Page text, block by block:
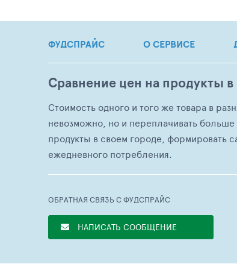
ФУДСПРАЙС О СЕРВИСЕ
Сравнение цен на продукты в
Стоимость одного и того же товара в
невозможно, но и переплачивать
продукты в своем городе, формировать
ежедневного потребления.
ОБРАТНАЯ СВЯЗЬ С ФУДСПРАЙС
НАПИСАТЬ СООБЩЕНИЕ